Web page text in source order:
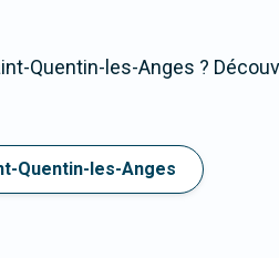
Quentin-les-Anges ?
Quentin-les-Anges